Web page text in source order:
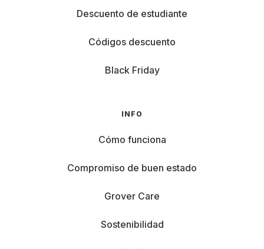
Descuento de estudiante
Códigos descuento
Black Friday
INFO
Cómo funciona
Compromiso de buen estado
Grover Care
Sostenibilidad